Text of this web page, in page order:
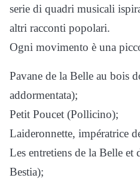
serie di quadri musicali
altri racconti popolari.
Ogni movimento è una
Pavane de la Belle au bois
addormentata);
Petit Poucet (Pollicino);
Laideronnette, impératrice
Les entretiens de la Belle et
Bestia);